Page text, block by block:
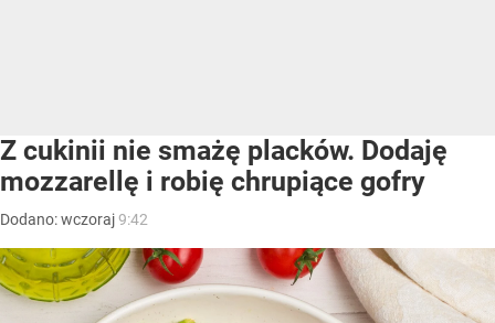
Z cukinii nie smażę placków. Dodaję
mozzarellę i robię chrupiące gofry
Dodano:wczoraj9:42